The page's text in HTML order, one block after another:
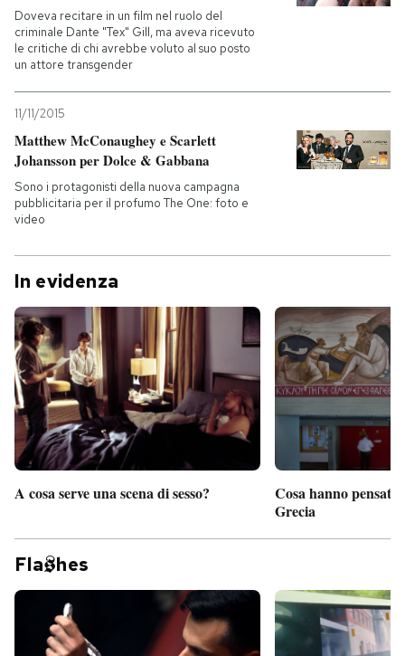
Doveva recitare in un film nel ruolo del
criminale Dante "Tex" Gill, ma aveva ricevuto
le critiche di chi avrebbe voluto al suo posto
un attore transgender
11/11/2015
Matthew McConaughey e Scarlett
Johansson per Dolce & Gabbana
Sono i protagonisti della nuova campagna
pubblicitaria per il profumo The One: foto e
video
In evidenza
A cosa serve una scena di sesso?
Cosa hanno pensato
Grecia
Fla hes